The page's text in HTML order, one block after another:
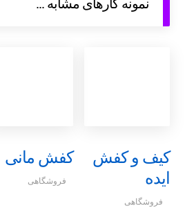
نمونه کارهای مشابه ...
کیف و کفش
ایده
فروشگاهی
کفش مانی
فروشگاهی